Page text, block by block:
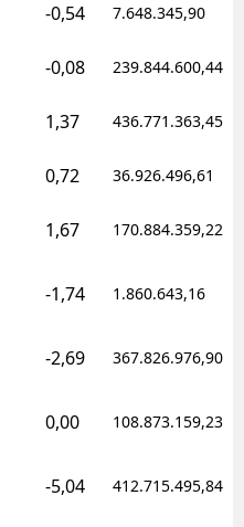
-0,54 7.648.345,90
-0,08 239.844.600,44
1,37 436.771.363,45
0,72 36.926.496,61
1,67 170.884.359,22
-1,74 1.860.643,16
-2,69 367.826.976,90
0,00 108.873.159,23
-5,04 412.715.495,84